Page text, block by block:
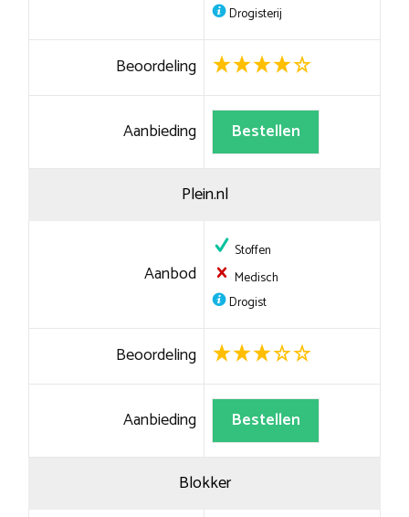
Drogisterij
Beoordeling
Aanbieding Bestellen
Plein.nl
Aanbod
Stoffen
Medisch
Drogist
Beoordeling
Aanbieding Bestellen
Blokker